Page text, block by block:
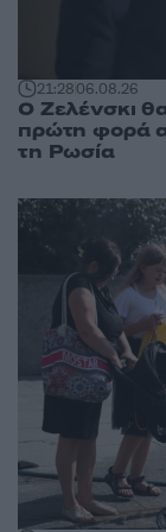
21:2806.08.26
Ο Ζελένσκι
πρώτη φορά
τη Ρωσία